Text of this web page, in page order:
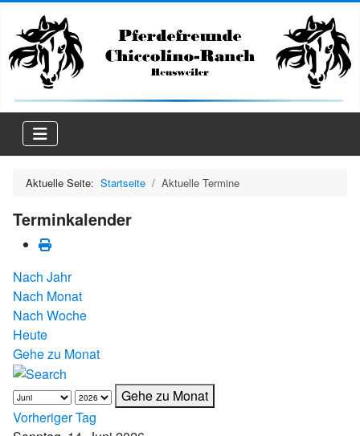
Aktuelle Seite: Startseite Aktuelle Termine
Terminkalender
Nach Jahr
Nach Monat
Nach Woche
Heute
Gehe zu Monat
Gehe zu Monat
Vorheriger Tag